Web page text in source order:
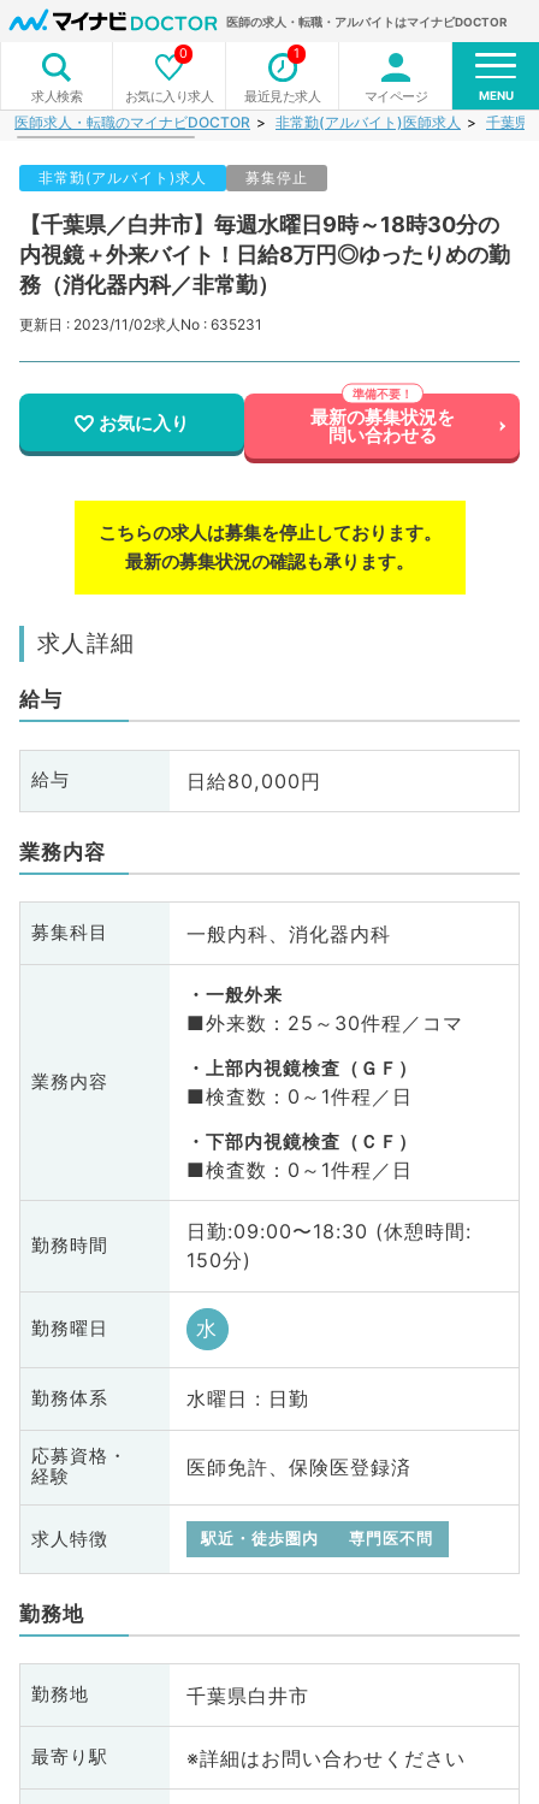
医師の求人・転職・アルバイトはマイナビDOCTOR
求人検索 お気に入り求人
0
最近見た求人
1
マイページ MENU
医師求人・転職のマイナビDOCTOR 非常勤(アルバイト)医師求人 千葉県
非常勤(アルバイト)求人 募集停止
【千葉県／白井市】毎週水曜日9時～18時30分の
内視鏡＋外来バイト！日給8万円◎ゆったりめの勤
務（消化器内科／非常勤）
更新日 : 2023/11/02求人No : 635231
お気に入り 最新の募集状況を
問い合わせる
こちらの求人は募集を停止しております。
最新の募集状況の確認も承ります。
求人詳細
給与
給与 日給80,000円
業務内容
募集科目 一般内科、消化器内科
業務内容
一般外来
■外来数：25～30件程／コマ
上部内視鏡検査（ＧＦ）
■検査数：0～1件程／日
下部内視鏡検査（ＣＦ）
■検査数：0～1件程／日
勤務時間
日勤:09:00〜18:30 (休憩時間:
150分)
勤務曜日 水
勤務体系 水曜日 : 日勤
応募資格・
経験
医師免許、保険医登録済
求人特徴 駅近・徒歩圏内 専門医不問
勤務地
勤務地 千葉県白井市
最寄り駅 ※詳細はお問い合わせください